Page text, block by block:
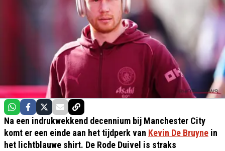
Na een indrukwekkend decennium bij Manchester City
komt er een einde aan het tijdperk van Kevin De Bruyne in
het lichtblauwe shirt. De Rode Duivel is straks